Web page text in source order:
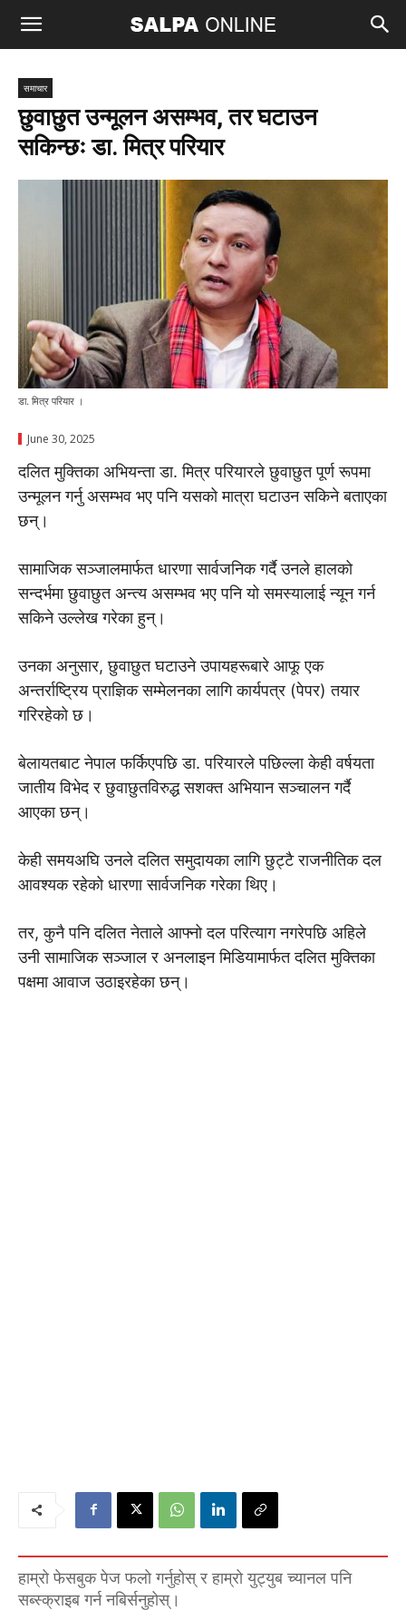
समाचार
छुवाछुत उन्मूलन असम्भव, तर घटाउन
सकिन्छः डा. मित्र परियार
डा. मित्र परियार ।
June 30, 2025
दलित मुक्तिका अभियन्ता डा. मित्र परियारले छुवाछुत पूर्ण रूपमा
उन्मूलन गर्नु असम्भव भए पनि यसको मात्रा घटाउन सकिने बताएका
छन्।
सामाजिक सञ्जालमार्फत धारणा सार्वजनिक गर्दै उनले हालको
सन्दर्भमा छुवाछुत अन्त्य असम्भव भए पनि यो समस्यालाई न्यून गर्न
सकिने उल्लेख गरेका हुन्।
उनका अनुसार, छुवाछुत घटाउने उपायहरूबारे आफू एक
अन्तर्राष्ट्रिय प्राज्ञिक सम्मेलनका लागि कार्यपत्र (पेपर) तयार
गरिरहेको छ।
बेलायतबाट नेपाल फर्किएपछि डा. परियारले पछिल्ला केही वर्षयता
जातीय विभेद र छुवाछुतविरुद्ध सशक्त अभियान सञ्चालन गर्दै
आएका छन्।
केही समयअघि उनले दलित समुदायका लागि छुट्टै राजनीतिक दल
आवश्यक रहेको धारणा सार्वजनिक गरेका थिए।
तर, कुनै पनि दलित नेताले आफ्नो दल परित्याग नगरेपछि अहिले
उनी सामाजिक सञ्जाल र अनलाइन मिडियामार्फत दलित मुक्तिका
पक्षमा आवाज उठाइरहेका छन्।
हाम्रो फेसबुक पेज फलो गर्नुहोस् र हाम्रो युट्युब च्यानल पनि
सब्स्क्राइब गर्न नबिर्सनुहोस्।